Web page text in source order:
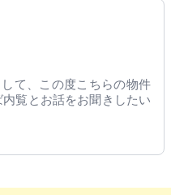
て、この度こちらの物件
覧とお話をお聞きしたい